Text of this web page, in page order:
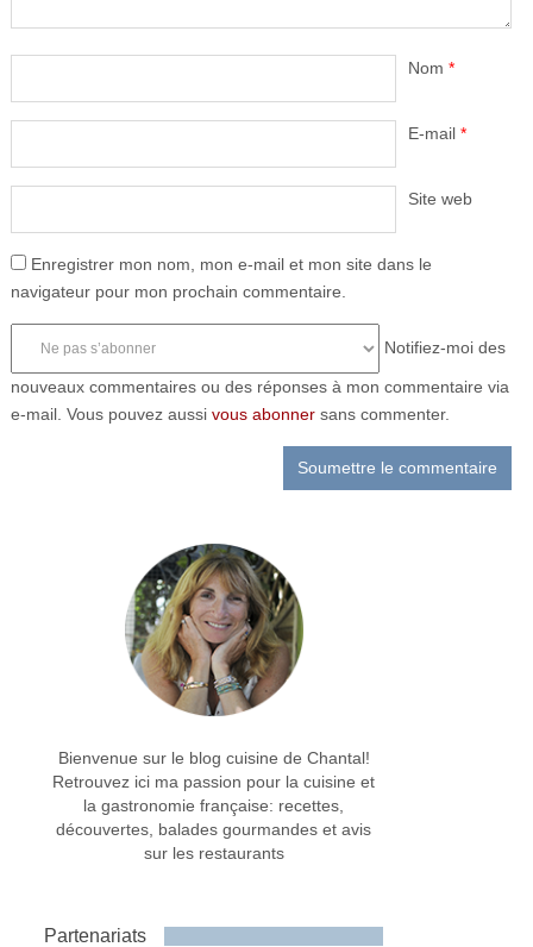
Nom *
E-mail *
Site web
Enregistrer mon nom, mon e-mail et mon site dans le
navigateur pour mon prochain commentaire.
Notifiez-moi des
nouveaux commentaires ou des réponses à mon commentaire via
e-mail. Vous pouvez aussi vous abonnersans commenter.
Bienvenue sur le blog cuisine de Chantal!
Retrouvez ici ma passion pour la cuisine et
la gastronomie française: recettes,
découvertes, balades gourmandes et avis
sur les restaurants
Partenariats